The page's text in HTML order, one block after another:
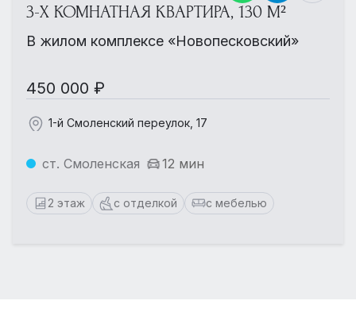
3-Х КОМНАТНАЯ КВАРТИРА, 130 М²
В жилом комплексе «Новопесковский»
450 000 ₽
1-й Смоленский переулок, 17
ст. Смоленская 12 мин
2 этаж с отделкой с мебелью